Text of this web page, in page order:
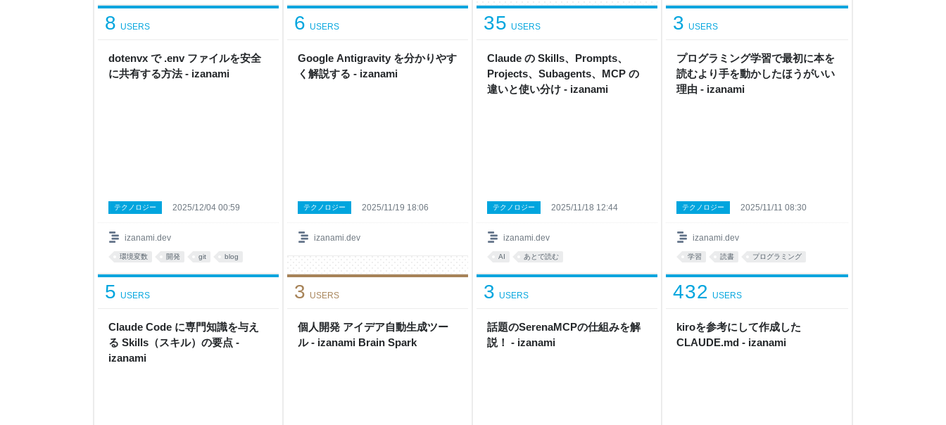
あとで読む Antigrav
dotenvx で .env ファイルを安全
に共有する方法 - izanami
8 USERS
izanami.dev
テクノロジー 2025/12/04 00:59
環境変数 開発 git blog
Google Antigravity を分かりやす
く解説する - izanami
6 USERS
izanami.dev
テクノロジー 2025/11/19 18:06
Claude の Skills、Prompts、
Projects、Subagents、MCP の
違いと使い分け - izanami
35 USERS
izanami.dev
テクノロジー 2025/11/18 12:44
AI あとで読む
プログラミング学習で最初に本を
読むより手を動かしたほうがいい
理由 - izanami
3 USERS
izanami.dev
テクノロジー 2025/11/11 08:30
学習 読書 プログラミング
Claude Code に専門知識を与え
る Skills（スキル）の要点 -
izanami
5 USERS
個人開発 アイデア自動生成ツー
ル - izanami Brain Spark
3 USERS
話題のSerenaMCPの仕組みを解
説！ - izanami
3 USERS
kiroを参考にして作成した
CLAUDE.md - izanami
432 USERS